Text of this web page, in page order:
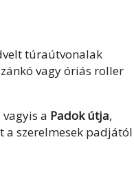
túraútvonalak
vagy óriás roller
a Padok útja,
a szerelmesek padjától